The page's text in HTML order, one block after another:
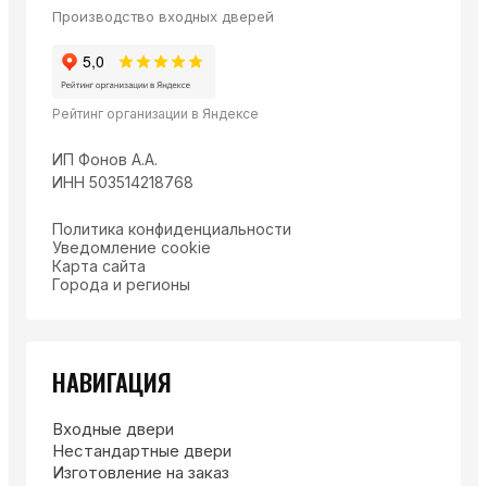
Производство входных дверей
Рейтинг организации в Яндексе
ИП Фонов А.А.
ИНН 503514218768
Политика конфиденциальности
Уведомление cookie
Карта сайта
Города и регионы
НАВИГАЦИЯ
Входные двери
Нестандартные двери
Изготовление на заказ